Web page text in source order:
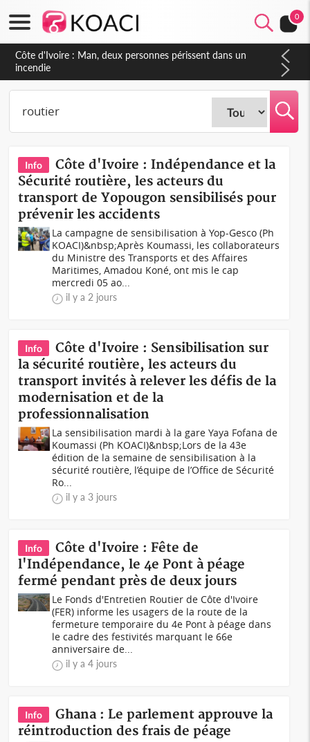
0
Côte d'Ivoire : Séileu, la célébration de la fête nationale
transformée en vaste campagne contre les produits
dépigmentants dangereux
Info
Côte d'Ivoire : Indépendance et la
Sécurité routière, les acteurs du
transport de Yopougon sensibilisés pour
prévenir les accidents
La campagne de sensibilisation à Yop-Gesco (Ph
KOACI)&nbsp;Après Koumassi, les collaborateurs
du Ministre des Transports et des Affaires
Maritimes, Amadou Koné, ont mis le cap
mercredi 05 ao...
il y a 2 jours
Info
Côte d'Ivoire : Sensibilisation sur
la sécurité routière, les acteurs du
transport invités à relever les défis de la
modernisation et de la
professionnalisation
La sensibilisation mardi à la gare Yaya Fofana de
Koumassi (Ph KOACI)&nbsp;Lors de la 43e
édition de la semaine de sensibilisation à la
sécurité routière, l’équipe de l’Office de Sécurité
Ro...
il y a 3 jours
Info
Côte d'Ivoire : Fête de
l'Indépendance, le 4e Pont à péage
fermé pendant près de deux jours
Le Fonds d'Entretien Routier de Côte d'Ivoire
(FER) informe les usagers de la route de la
fermeture temporaire du 4e Pont à péage dans
le cadre des festivités marquant le 66e
anniversaire de...
il y a 4 jours
Info
Ghana : Le parlement approuve la
réintroduction des frais de péage